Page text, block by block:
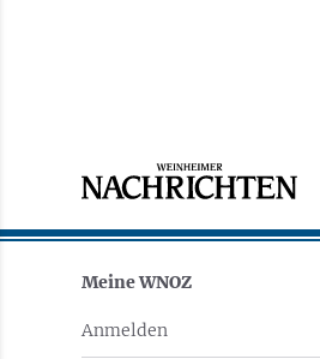
Meine WNOZ
Anmelden